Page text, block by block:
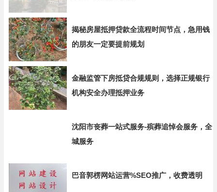
揭秘房屋抵押贷款全流程时间节点，急用钱
的朋友一定要提前规划
金融监管下房抵贷合规规则，选择正规银行
机构安全办理抵押业务
沈阳市丧葬一站式服务-殡葬追悼会服务，全
城服务
巴音郭楞网站运营%SEO推广，收费透明